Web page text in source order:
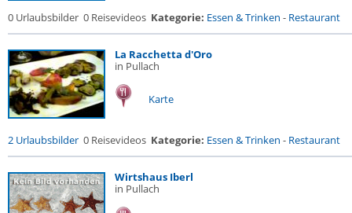
0 Urlaubsbilder 0 Reisevideos Kategorie: Essen & Trinken - Restaurant
La Racchetta d'Oro
in Pullach
Karte
2 Urlaubsbilder 0 Reisevideos Kategorie: Essen & Trinken - Restaurant
Wirtshaus Iberl
in Pullach